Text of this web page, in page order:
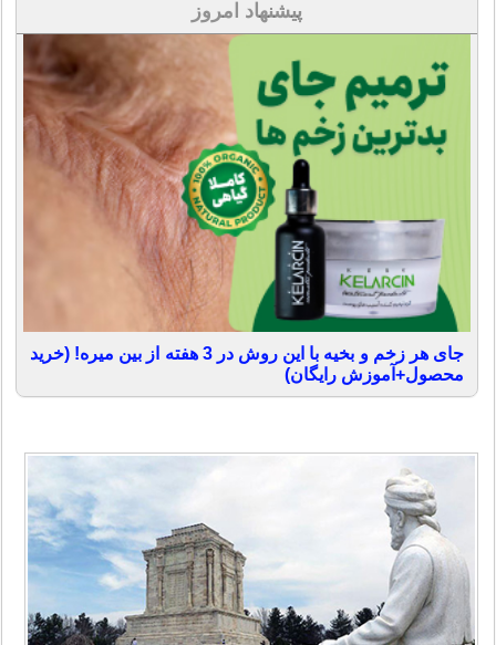
پیشنهاد امروز
جای هر زخم و بخیه با این روش در 3 هفته از بین میره! (خرید
محصول+آموزش رایگان)